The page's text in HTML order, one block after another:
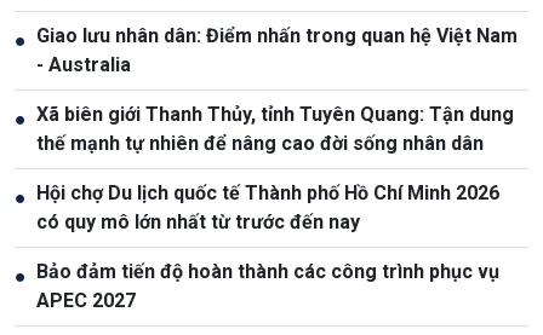
● Giao lưu nhân dân: Điểm nhấn trong quan hệ Việt Nam
- Australia
● Xã biên giới Thanh Thủy, tỉnh Tuyên Quang: Tận dung
thế mạnh tự nhiên để nâng cao đời sống nhân dân
●
Hội chợ Du lịch quốc tế Thành phố Hồ Chí Minh 2026
có quy mô lớn nhất từ trước đến nay
●
Bảo đảm tiến độ hoàn thành các công trình phục vụ
APEC 2027